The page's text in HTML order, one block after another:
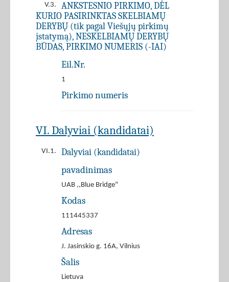
V.3.
ANKSTESNIO PIRKIMO, DĖL
KURIO PASIRINKTAS SKELBIAMŲ
DERYBŲ (tik pagal Viešųjų pirkimų
įstatymą), NESKELBIAMŲ DERYBŲ
BŪDAS, PIRKIMO NUMERIS (-IAI)
Eil.Nr.
1
Pirkimo numeris
VI. Dalyviai (kandidatai)
VI.1. Dalyviai (kandidatai)
pavadinimas
UAB ,,Blue Bridge"
Kodas
111445337
Adresas
J. Jasinskio g. 16A, Vilnius
Šalis
Lietuva